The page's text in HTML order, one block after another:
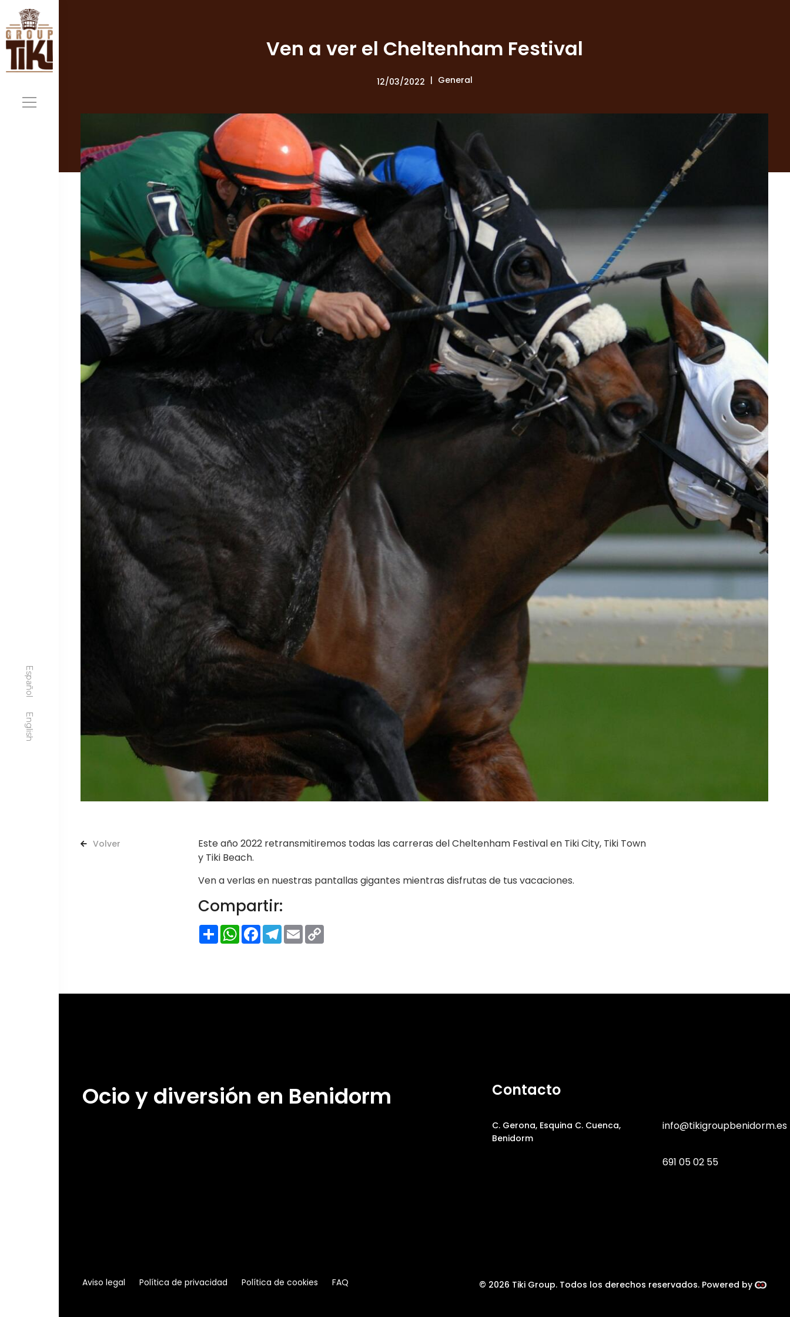
Español
English
Ven a ver el Cheltenham Festival
12/03/2022 General
Volver
Este año 2022 retransmitiremos todas las carreras del Cheltenham Festival en Tiki City, Tiki Town
y Tiki Beach.
Ven a verlas en nuestras pantallas gigantes mientras disfrutas de tus vacaciones.
Compartir:
ShareWhatsApp
Facebook
Telegram
Email
Ocio y diversión en Benidorm Contacto
C. Gerona, Esquina C. Cuenca,
Benidorm
info@tikigroupbenidorm.es
691 05 02 55
Aviso legal Política de privacidad Política de cookies FAQ © 2026 Tiki Group. Todos los derechos reservados. Powered by